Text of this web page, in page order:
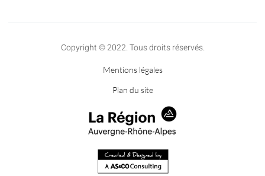
Copyright © 2022. Tous droits réservés.
Mentions légales
Plan du site